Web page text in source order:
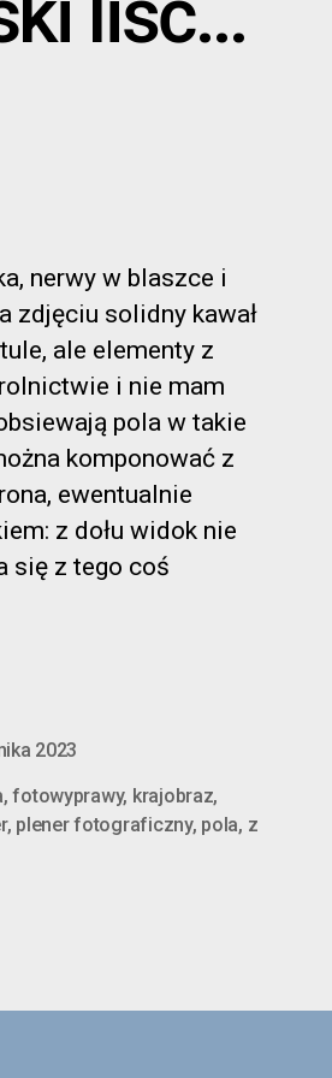
nerwy w blaszce i
zdjęciu solidny kawał
ale elementy z
i nie mam
pola w takie
komponować z
ewentualnie
z dołu widok nie
się z tego coś
2023
,fotowyprawy, krajobraz,
, plener fotograficzny, pola, z